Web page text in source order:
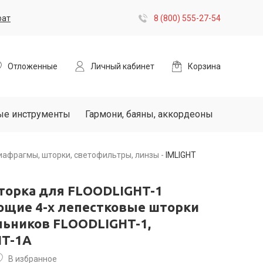
8 (800) 555-27-54
Отложенные Личный кабинет Корзина
инструменты Гармони, баяны, аккордеоны
шторки, светофильтры, линзы
IMLIGHT
для FLOODLIGHT-1
4-х лепестковые шторки
FLOODLIGHT-1,
1A
В избранное